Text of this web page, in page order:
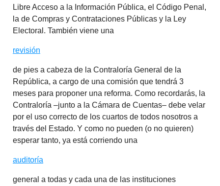
Libre Acceso a la Información Pública, el Código Penal,
la de Compras y Contrataciones Públicas y la Ley
Electoral. También viene una
revisión
de pies a cabeza de la Contraloría General de la
República, a cargo de una comisión que tendrá 3
meses para proponer una reforma. Como recordarás, la
Contraloría –junto a la Cámara de Cuentas– debe velar
por el uso correcto de los cuartos de todos nosotros a
través del Estado. Y como no pueden (o no quieren)
esperar tanto, ya está corriendo una
auditoría
general a todas y cada una de las instituciones